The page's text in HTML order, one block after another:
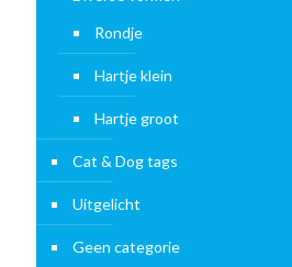
Rondje
Hartje klein
Hartje groot
Cat & Dog tags
Uitgelicht
Geen categorie